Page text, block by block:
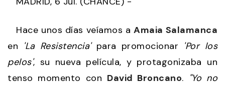
Hace unos días veíamos aAmaia Salamanca
en 'La Resistencia'para promocionar 'Por los
pelos', su nueva película, y protagonizaba un
tenso momento con David Broncano. "Yo no